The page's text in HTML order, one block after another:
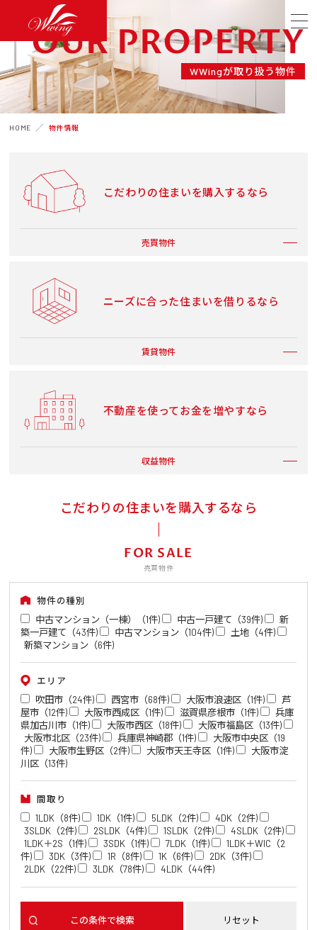
OUR PROPERTY
WWingが取り扱う物件
HOME 物件情報
こだわりの住まいを購入するなら
売買物件
ニーズに合った住まいを借りるなら
賃貸物件
不動産を使ってお金を増やすなら
収益物件
こだわりの住まいを購入するなら
FOR SALE
売買物件
物件の種別
中古マンション（一棟）（1件)
中古一戸建て（39件)
新
築一戸建て（43件)
中古マンション（104件)
土地（4件)
新築マンション（6件)
エリア
吹田市（24件)
西宮市（68件) 大阪市浪速区（1件)
芦
屋市（12件)
大阪市西成区（1件) 滋賀県彦根市（1件)
兵庫
県加古川市（1件)
大阪市西区（18件)
大阪市福島区（13件)
大阪市北区（23件)
兵庫県神崎郡（1件)
大阪市中央区（19
件)
大阪市生野区（2件) 大阪市天王寺区（1件)
大阪市淀
川区（13件)
間取り
1LDK（8件)
1DK（1件) 5LDK（2件)
4DK（2件)
3SLDK（2件)
2SLDK（4件) 1SLDK（2件)
4SLDK（2件)
1LDK＋2S（1件)
3SDK（1件) 7LDK（1件)
1LDK＋WIC（2
件)
3DK（3件) 1R（8件) 1K（6件)
2DK（3件)
2LDK（22件)
3LDK（78件) 4LDK（44件)